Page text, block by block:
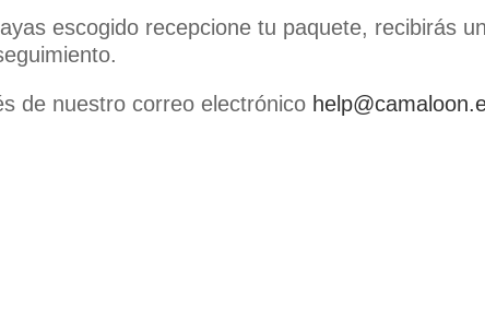
escogido recepcione tu paquete, recibirás
de nuestro correo electrónico